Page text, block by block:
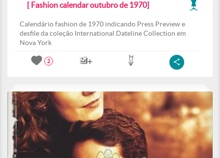
[ Fashion calendar outubro de 1970]
Calendário fashion de 1970 indicando Press Preview e
desfile da coleção International Dateline Collection em
Nova York
2